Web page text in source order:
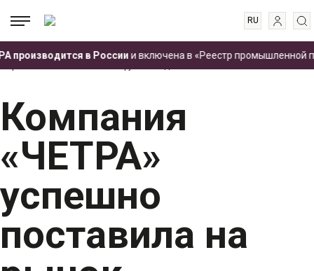
RU
ES
в Россиии включена в «Реестр промышленной
Главная . Пресс-центр . Новости . Компания «ЧЕТРА» успешно поставила
Компания
«ЧЕТРА»
успешно
поставила на